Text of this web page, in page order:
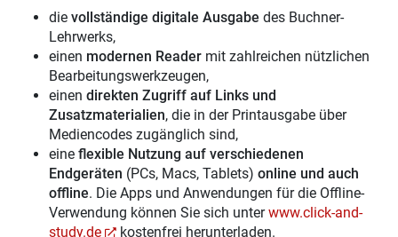
die vollständige digitale Ausgabe des Buchner-
Lehrwerks,
einen modernen Reader mit zahlreichen nützlichen
Bearbeitungswerkzeugen,
einen direkten Zugriff auf Links und
Zusatzmaterialien, die in der Printausgabe über
Mediencodes zugänglich sind,
eine flexible Nutzung auf verschiedenen
Endgeräten (PCs, Macs, Tablets) online und auch
offline. Die Apps und Anwendungen für die Offline-
Verwendung können Sie sich unterwww.click-and-
study.de
kostenfrei herunterladen.